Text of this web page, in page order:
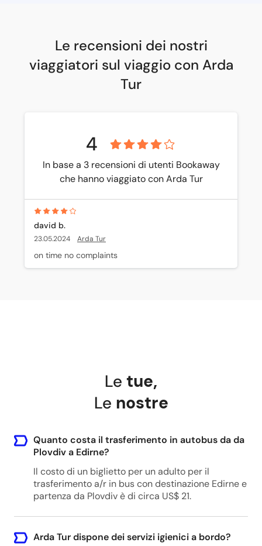
Le recensioni dei nostri
viaggiatori sul viaggio con Arda
Tur
4
In base a 3 recensioni di utenti Bookaway
che hanno viaggiato con Arda Tur
david b.
23.05.2024 Arda Tur
on time no complaints
Le tue,
Le nostre
Quanto costa il trasferimento in autobus da da
Plovdiv a Edirne?
Il costo di un biglietto per un adulto per il
trasferimento a/r in bus con destinazione Edirne e
partenza da Plovdiv è di circa US$ 21.
Arda Tur dispone dei servizi igienici a bordo?